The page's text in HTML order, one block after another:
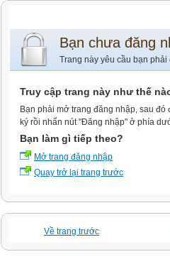
Bạn chưa đăng
Trang này yêu cầu bạn
Truy cập trang này như thế
Bạn phải mở trang đăng nhập, sau
ký rồi nhấn nút "Đăng nhập" ở phía
Bạn làm gì tiếp theo?
Mở trang đăng nhập
Quay trở lại trang trước
Về trang trước